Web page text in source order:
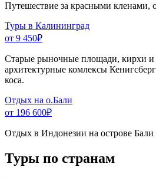
Путешествие за красными кленами,
Туры в Калининград
от 9 450₽
Старые рыночные площади, кирхи и
архитектурные комлексы
коса.
Отдых на о.Бали
от 196 600₽
Отдых в Индонезии на острове
Туры по странам